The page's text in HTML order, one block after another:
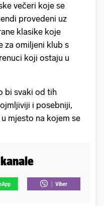
večeri koje se
provedeni uz
klasike koje
za omiljeni klub s
koji ostaju u
bi svaki od tih
i posebniji,
mjesto na kojem se